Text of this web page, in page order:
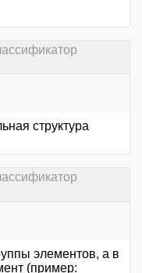
структура
элементов, а в
(пример: